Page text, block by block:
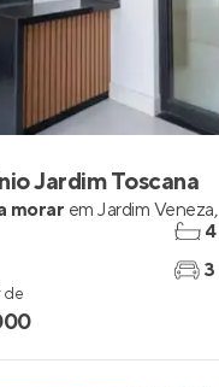
Jardim Toscana
morar em Jardim Veneza,
4
3
de